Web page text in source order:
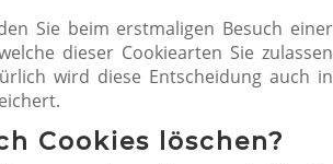
Sie beim erstmaligen Besuch einer
dieser Cookiearten Sie zulassen
wird diese Entscheidung auch in
Cookies löschen?